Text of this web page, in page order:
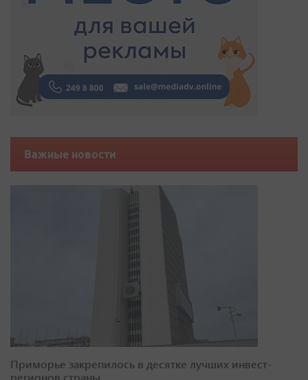
Важные новости
Приморье закрепилось в десятке лучших инвест-